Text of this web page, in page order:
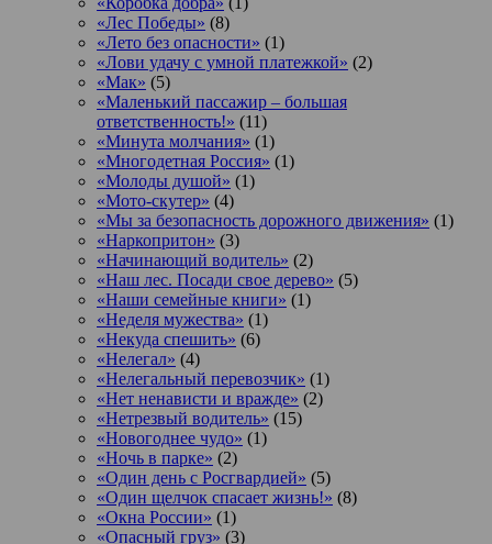
«Лес Победы» (8)
«Лето без опасности» (1)
«Лови удачу с умной платежкой» (2)
«Мак» (5)
«Маленький пассажир – большая
ответственность!» (11)
«Минута молчания» (1)
«Многодетная Россия» (1)
«Молоды душой» (1)
«Мото-скутер» (4)
«Мы за безопасность дорожного движения» (1)
«Наркопритон» (3)
«Начинающий водитель» (2)
«Наш лес. Посади свое дерево» (5)
«Наши семейные книги» (1)
«Неделя мужества» (1)
«Некуда спешить» (6)
«Нелегал» (4)
«Нелегальный перевозчик» (1)
«Нет ненависти и вражде» (2)
«Нетрезвый водитель» (15)
«Новогоднее чудо» (1)
«Ночь в парке» (2)
«Один день с Росгвардией» (5)
«Один щелчок спасает жизнь!» (8)
«Окна России» (1)
«Опасный груз» (3)